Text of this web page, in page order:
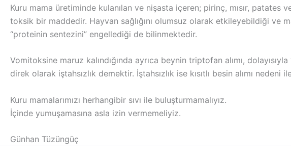
Kuru mama üretiminde kulanılan ve nişasta içeren; pirinç, mısır, patates
toksik bir maddedir. Hayvan sağlığını olumsuz olarak etkileyebildiği ve
“proteinin sentezini” engellediği de bilinmektedir.
Vomitoksine maruz kalındığında ayrıca beynin triptofan alımı,
direk olarak iştahsızlık demektir. İştahsızlık ise kısıtlı besin alımı
Kuru mamalarımızı herhangibir sıvı ile buluşturmamalıyız.
İçinde yumuşamasına asla izin vermemeliyiz.
Günhan Tüzüngüç